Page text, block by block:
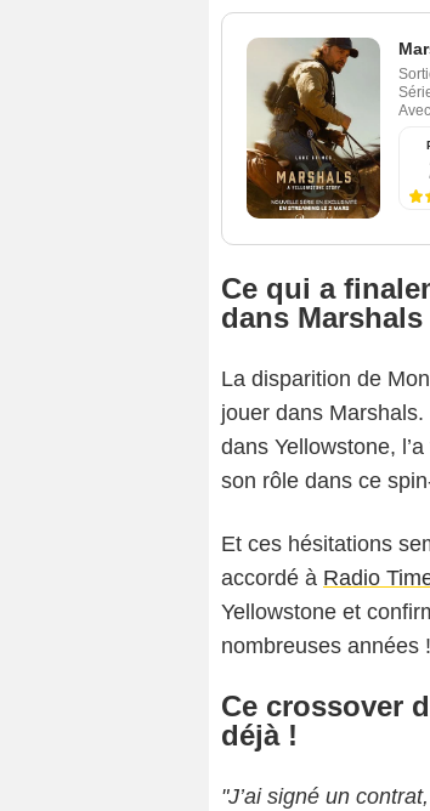
Avec
Ce qui a
dans Marshals
La disparition de
jouer dans
dans Yellowstone,
son rôle dans ce
Et ces hésitations
accordé à Radio
Yellowstone et
nombreuses années !
Ce crossover
déjà !
"J’ai signé un